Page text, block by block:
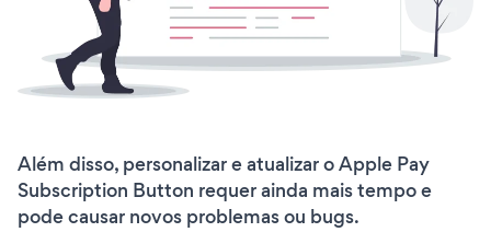
Além disso, personalizar e atualizar o Apple Pay
Subscription Button requer ainda mais tempo e
pode causar novos problemas ou bugs.